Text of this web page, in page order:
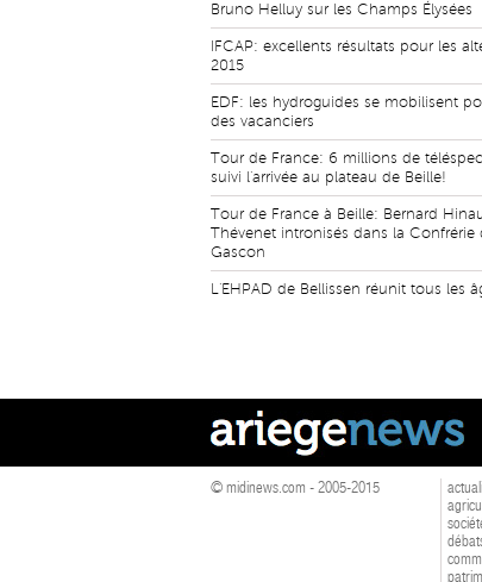
Bruno Helluy sur les Champs Élysées
IFCAP: excellents résultats pour les
2015
EDF: les hydroguides se mobilisent
des vacanciers
Tour de France: 6 millions de
suivi l'arrivée au plateau de Beille!
Tour de France à Beille: Bernard
Thévenet intronisés dans la Confrérie
Gascon
L'EHPAD de Bellissen réunit tous les
© midinews.com - 2005-2015